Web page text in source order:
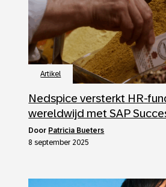
Artikel
Nedspice versterkt HR-
wereldwijd met SAP
door Patricia Bueters
8 september 2025